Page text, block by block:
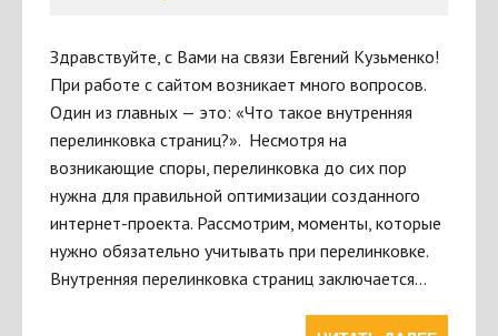
Здравствуйте, с Вами на связи Евгений Кузьменко!
При работе с сайтом возникает много вопросов.
Один из главных — это: «Что такое внутренняя
перелинковка страниц?». Несмотря на
возникающие споры, перелинковка до сих пор
нужна для правильной оптимизации созданного
интернет-проекта. Рассмотрим, моменты, которые
нужно обязательно учитывать при перелинковке.
Внутренняя перелинковка страниц заключается…